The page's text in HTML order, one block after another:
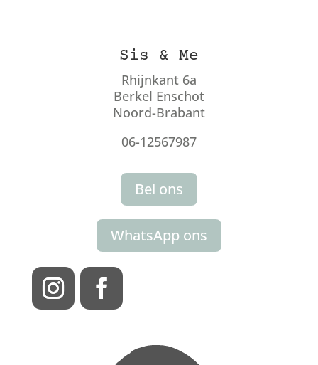
Sis & Me
Rhijnkant 6a
Berkel Enschot
Noord-Brabant
06-12567987
Bel ons
WhatsApp ons